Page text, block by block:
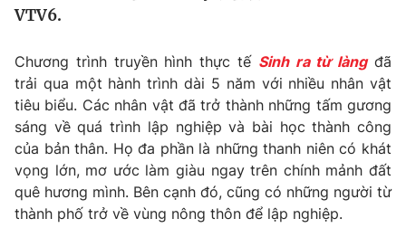
Thế giới đó đây
Câu chuyện quốc tế
Thị trường
Góc doanh nghiệp
Dữ liệu và đời sống
Truyền hình
Phim VTV
Hậu trường
Nhân vật
Giải trí
Điện ảnh
Đời sống
VTV6.
Chương trình truyền hình thực tế Sinh ra từ làngđã
trải qua một hành trình dài 5 năm với nhiều nhân vật
tiêu biểu. Các nhân vật đã trở thành những tấm gương
sáng về quá trình lập nghiệp và bài học thành công
của bản thân. Họ đa phần là những thanh niên có khát
vọng lớn, mơ ước làm giàu ngay trên chính mảnh đất
quê hương mình. Bên cạnh đó, cũng có những người từ
thành phố trở về vùng nông thôn để lập nghiệp.